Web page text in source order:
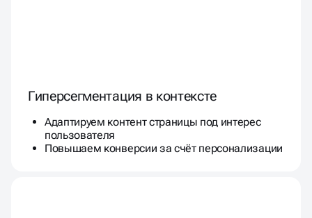
Гиперсегментация в контексте
Адаптируем контент страницы под интерес
пользователя
Повышаем конверсии за счёт персонализации